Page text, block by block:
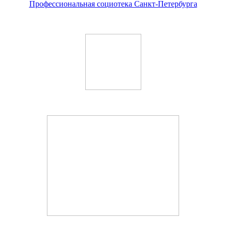
Профессиональная социотека Санкт-Петербурга